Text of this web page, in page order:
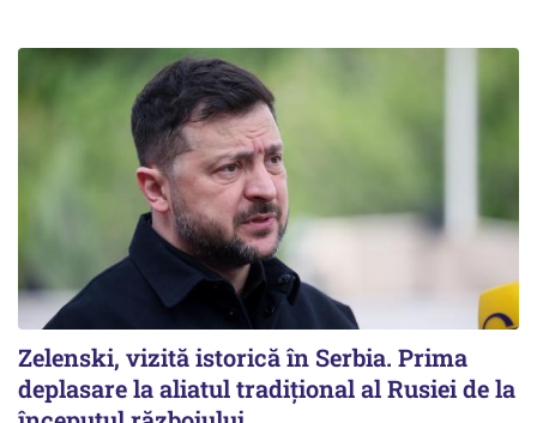
Zelenski, vizită istorică în Serbia. Prima
deplasare la aliatul tradițional al Rusiei de la